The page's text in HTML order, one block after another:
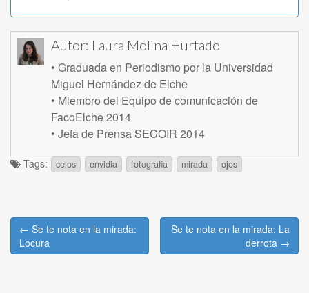
Autor: Laura Molina Hurtado
• Graduada en Periodismo por la Universidad
Miguel Hernández de Elche
• Miembro del Equipo de comunicación de
FacoElche 2014
• Jefa de Prensa SECOIR 2014
Tags: celos envidia fotografia mirada ojos
Post
navigation
← Se te nota en la mirada:
Locura
Se te nota en la mirada: La
derrota →